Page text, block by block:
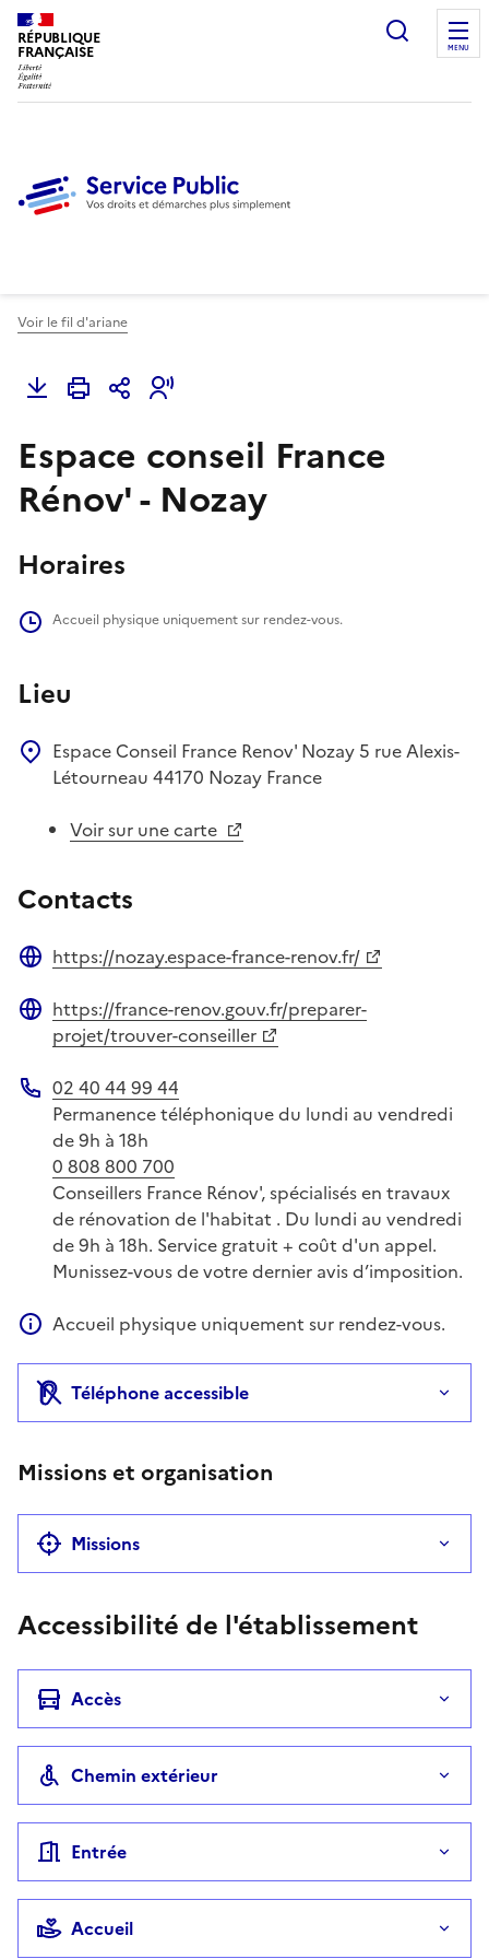
RÉPUBLIQUE
FRANÇAISE
Ouvrir
MENU
Voir le fil d'ariane
Espace conseil France
Rénov' - Nozay
Horaires
Accueil physique uniquement sur rendez-vous.
Lieu
Espace Conseil France Renov' Nozay 5 rue Alexis-
Létourneau 44170 Nozay France
Voir sur une carte
Contacts
https://nozay.espace-france-renov.fr/
Site web
https://france-renov.gouv.fr/preparer-
projet/trouver-conseiller
Téléphone
02 40 44 99 44
Permanence téléphonique du lundi au vendredi
de 9h à 18h
0 808 800 700
Conseillers France Rénov', spécialisés en travaux
de rénovation de l'habitat . Du lundi au vendredi
de 9h à 18h. Service gratuit + coût d'un appel.
Munissez-vous de votre dernier avis d’imposition.
Accueil physique uniquement sur rendez-vous.
Téléphone accessible
Missions et organisation
Missions
Accessibilité de l'établissement
Accès
Chemin extérieur
Entrée
Accueil